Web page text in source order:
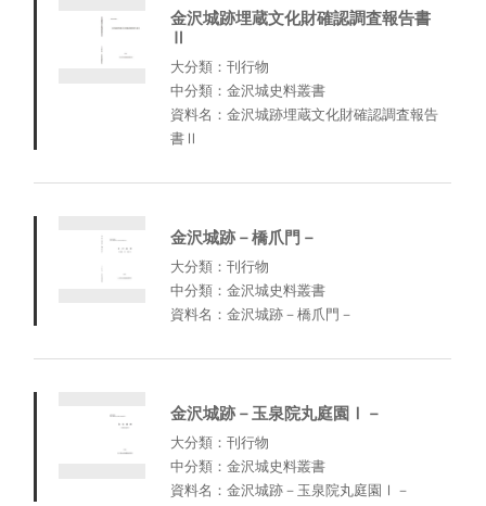
金沢城跡埋蔵文化財確認調査報告書
Ⅱ
大分類：刊行物
中分類：金沢城史料叢書
資料名：金沢城跡埋蔵文化財確認調査報告
書Ⅱ
金沢城跡－橋爪門－
大分類：刊行物
中分類：金沢城史料叢書
資料名：金沢城跡－橋爪門－
金沢城跡－玉泉院丸庭園Ⅰ－
大分類：刊行物
中分類：金沢城史料叢書
資料名：金沢城跡－玉泉院丸庭園Ⅰ－